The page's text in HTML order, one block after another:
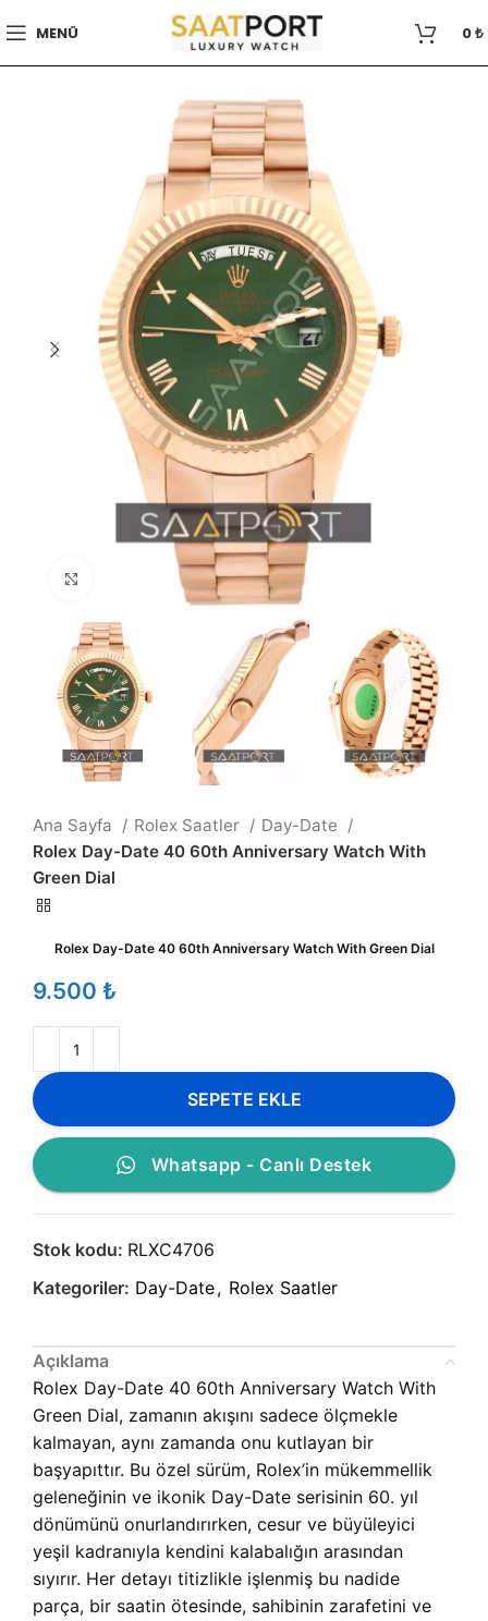
MENÜ 0₺
Büyütmek için tıklayın
Ana Sayfa Rolex Saatler
Day-Date
Rolex Day-Date 40 60th Anniversary Watch With
Green Dial
Rolex Day-Date 40 60th Anniversary Watch With Green Dial
₺
SEPETE EKLE
Whatsapp - Canlı Destek
Stok kodu: RLXC4706
Kategoriler: Day-Date, Rolex Saatler
Açıklama
Rolex Day-Date 40 60th Anniversary Watch With
Green Dial, zamanın akışını sadece ölçmekle
kalmayan, aynı zamanda onu kutlayan bir
başyapıttır. Bu özel sürüm, Rolex’in mükemmellik
geleneğinin ve ikonik Day-Date serisinin 60. yıl
dönümünü onurlandırırken, cesur ve büyüleyici
yeşil kadranıyla kendini kalabalığın arasından
sıyırır. Her detayı titizlikle işlenmiş bu nadide
parça, bir saatin ötesinde, sahibinin zarafetini ve